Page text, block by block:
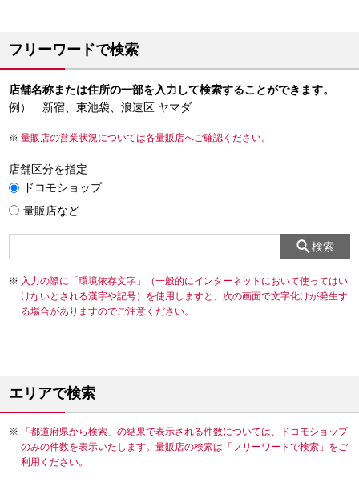
フリーワードで検索
店舗名称または住所の一部を入力して検索することができます。
例） 新宿、東池袋、浪速区 ヤマダ
量販店の営業状況については各量販店へご確認ください。
店舗区分を指定
ドコモショップ
量販店など
検索
入力の際に「環境依存文字」（一般的にインターネットにおいて使ってはい
けないとされる漢字や記号）を使用しますと、次の画面で文字化けが発生す
る場合がありますのでご注意ください。
エリアで検索
「都道府県から検索」の結果で表示される件数については、ドコモショップ
のみの件数を表示いたします。量販店の検索は「フリーワードで検索」をご
利用ください。